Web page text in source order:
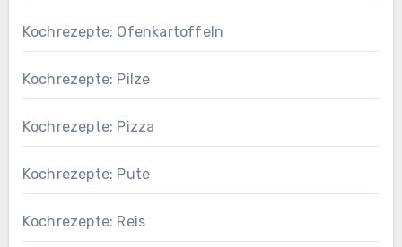
Kochrezepte: Ofenkartoffeln
Kochrezepte: Pilze
Kochrezepte: Pizza
Kochrezepte: Pute
Kochrezepte: Reis